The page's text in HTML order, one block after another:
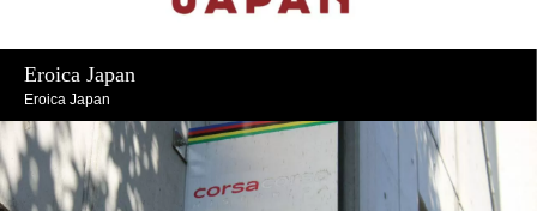
Eroica Japan
Eroica Japan